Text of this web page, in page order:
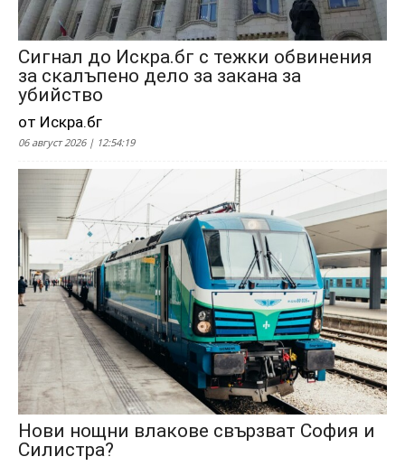
Сигнал до Искра.бг с тежки обвинения
за скалъпено дело за закана за
убийство
от Искра.бг
06 август 2026 | 12:54:19
Нови нощни влакове свързват София и
Силистра?